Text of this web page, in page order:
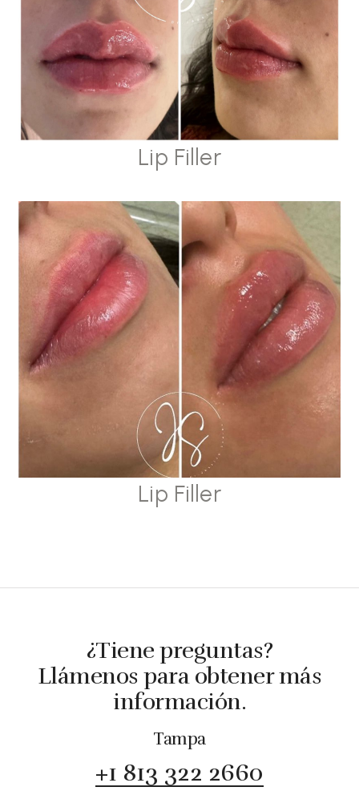
Lip Filler
Lip Filler
¿Tiene preguntas?
Llámenos para obtener más
información.
Tampa
+1 813 322 2660